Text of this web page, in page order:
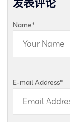
发表评论
Name*
E-mail Address*